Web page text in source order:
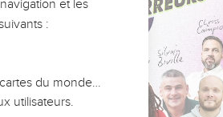
et les
:
du monde…
utilisateurs.